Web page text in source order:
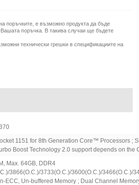
поръчките, е възможно продукта да бъде
поръчка. В такива случаи ще бъдете
технически грешки в спецификациите на
1151 for 8th Generation Core™ Processors ;
Boost Technology 2.0 support depends on the
Max. 64GB, DDR4
3866(O.C.)/3733(O.C.)/3600(O.C.)/3466(O.C.)/
ECC, Un-buffered Memory ; Dual Channel